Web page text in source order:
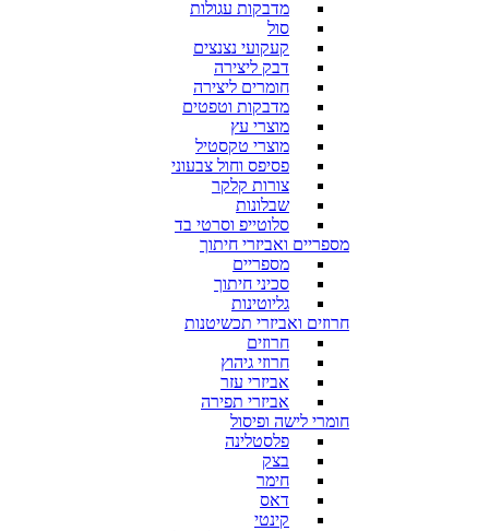
מדבקות עגולות
סול
קעקועי נצנצים
דבק ליצירה
חומרים ליצירה
מדבקות וטפטים
מוצרי עץ
מוצרי טקסטיל
פסיפס וחול צבעוני
צורות קלקר
שבלונות
סלוטייפ וסרטי בד
מספריים ואביזרי חיתוך
מספריים
סכיני חיתוך
גליוטינות
חרוזים ואביזרי תכשיטנות
חרוזים
חרוזי גיהוץ
אביזרי עזר
אביזרי תפירה
חומרי לישה ופיסול
פלסטלינה
בצק
חימר
דאס
קינטי